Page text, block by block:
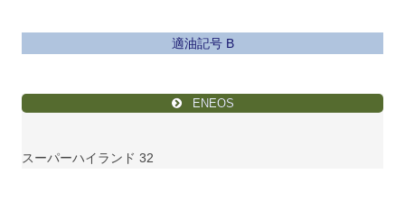
適油記号 B
ENEOS
スーパーハイランド 32